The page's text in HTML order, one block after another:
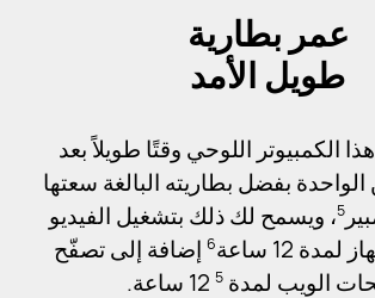
عمر بطارية
طويل الأمد
الكمبيوتر اللوحي وقتًا طويلاً بعد
بفضل بطاريته البالغة سعتها
5، ويسمح لك ذلك بتشغيل الفيديو
12 ساعة
6 إضافة إلى تصفّح
الويب لمدة5